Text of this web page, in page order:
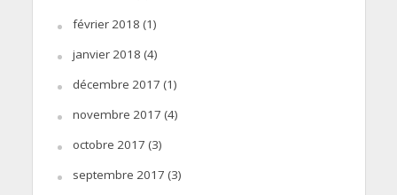
février 2018 (1)
janvier 2018 (4)
décembre 2017 (1)
novembre 2017 (4)
octobre 2017 (3)
septembre 2017 (3)